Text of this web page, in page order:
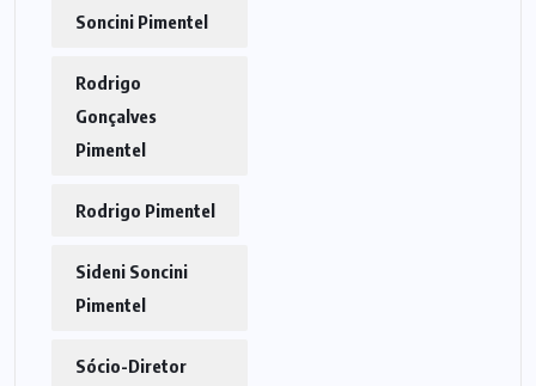
Soncini Pimentel
Rodrigo
Gonçalves
Pimentel
Rodrigo Pimentel
Sideni Soncini
Pimentel
Sócio-Diretor